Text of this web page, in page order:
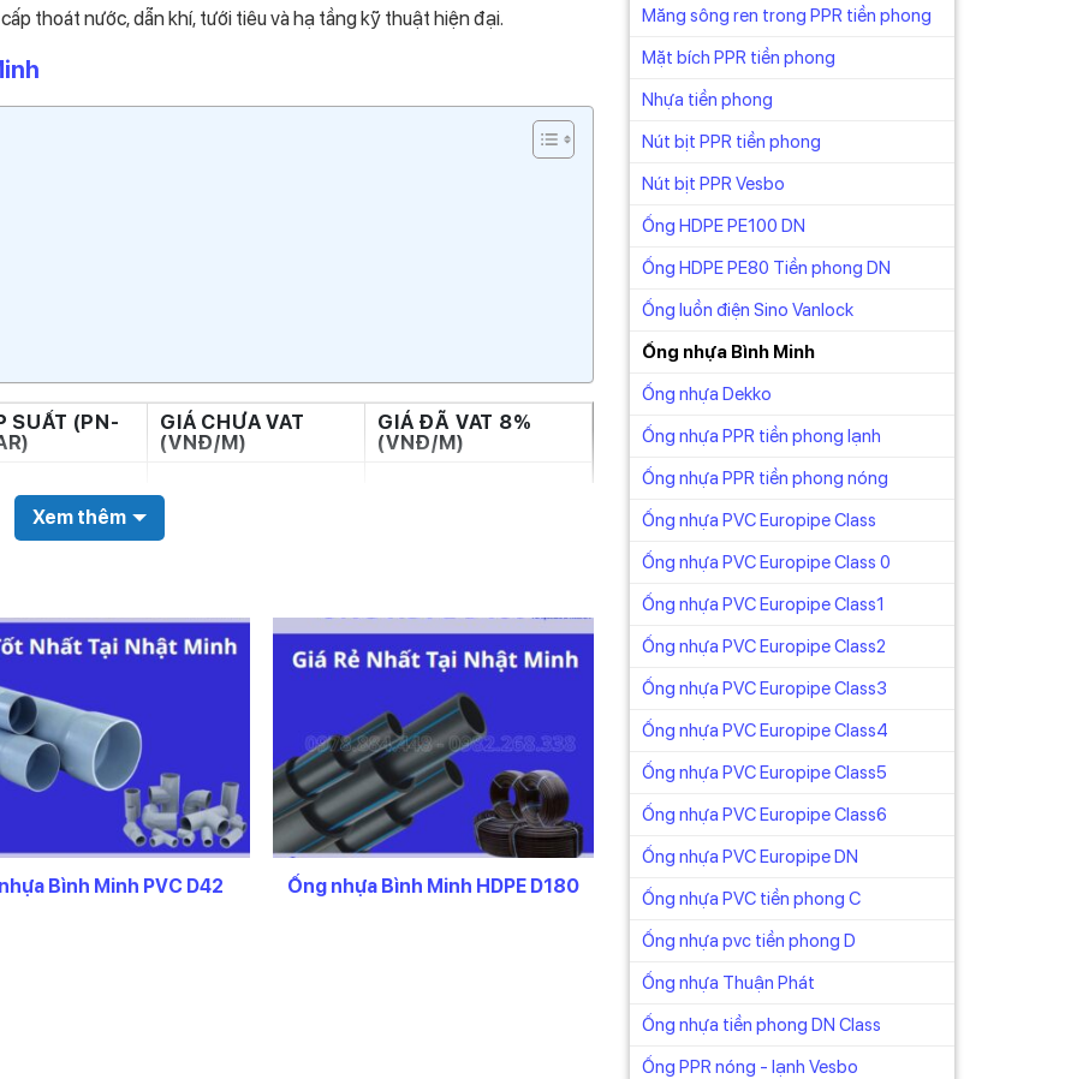
Măng sông ren trong PPR tiền phong
Mặt bích PPR tiền phong
Nhựa tiền phong
Nút bịt PPR tiền phong
Nút bịt PPR Vesbo
Ống HDPE PE100 DN
Ống HDPE PE80 Tiền phong DN
Ống luồn điện Sino Vanlock
Ống nhựa Bình Minh
Ống nhựa Dekko
Ống nhựa PPR tiền phong lạnh
Ống nhựa PPR tiền phong nóng
Ống nhựa PVC Europipe Class
Ống nhựa PVC Europipe Class 0
Ống nhựa PVC Europipe Class1
Ống nhựa PVC Europipe Class2
Ống nhựa PVC Europipe Class3
Ống nhựa PVC Europipe Class4
Ống nhựa PVC Europipe Class5
Ống nhựa PVC Europipe Class6
Ống nhựa PVC Europipe DN
Ống nhựa PVC tiền phong C
Ống nhựa pvc tiền phong D
Ống nhựa Thuận Phát
Ống nhựa tiền phong DN Class
Ống PPR nóng - lạnh Vesbo
thoát nước, dẫn khí, tưới tiêu và hạ tầng kỹ thuật hiện đại.
SUẤT (PN-
GIÁ CHƯA VAT
(VNĐ/M)
GIÁ ĐÃ VAT 8%
(VNĐ/M)
205,600
306,000 330,480
402,840
452,100 488,268
yêu cầu riêng)
Minh HDPE khác,Tại đây
Xem thêm
Bình Minh PVC D42 Ống nhựa Bình Minh HDPE D180